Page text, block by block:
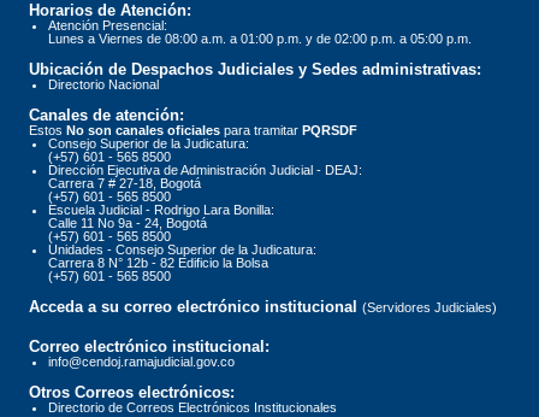
Horarios de Atención:
Atención Presencial:
Lunes a Viernes de 08:00 a.m. a 01:00 p.m. y de 02:00 p.m. a 05:00 p.m.
Ubicación de Despachos Judiciales y Sedes administrativas:
Directorio Nacional
Canales de atención:
Estos No son canales oficiales para tramitar PQRSDF
Consejo Superior de la Judicatura:
(+57) 601 - 565 8500
Dirección Ejecutiva de Administración Judicial - DEAJ:
Carrera 7 # 27-18, Bogotá
(+57) 601 - 565 8500
Escuela Judicial - Rodrigo Lara Bonilla:
Calle 11 No 9a - 24, Bogotá
(+57) 601 - 565 8500
Unidades - Consejo Superior de la Judicatura:
Carrera 8 N° 12b - 82 Edificio la Bolsa
(+57) 601 - 565 8500
Acceda a su correo electrónico institucional (Servidores Judiciales)
Correo electrónico institucional:
info@cendoj.ramajudicial.gov.co
Otros Correos electrónicos:
Directorio de Correos Electrónicos Institucionales